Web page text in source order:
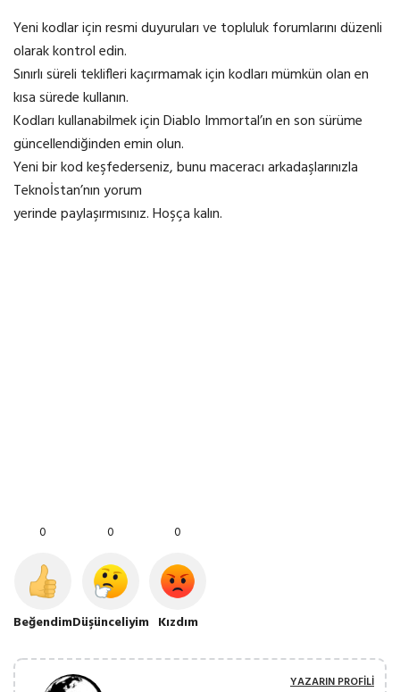
Yeni kodlar için resmi duyuruları ve topluluk forumlarını düzenli
olarak kontrol edin.
Sınırlı süreli teklifleri kaçırmamak için kodları mümkün olan en
kısa sürede kullanın.
Kodları kullanabilmek için Diablo Immortal’ın en son sürüme
güncellendiğinden emin olun.
Yeni bir kod keşfederseniz, bunu maceracı arkadaşlarınızla
Teknoİstan’nın yorum
yerinde paylaşırmısınız. Hoşça kalın.
0
Beğendim
0
Düşünceliyim
0
Kızdım
YAZARIN PROFILI